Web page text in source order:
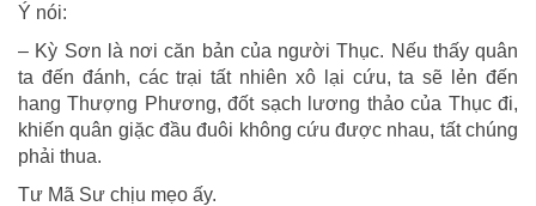
Ý nói:
– Kỳ Sơn là nơi căn bản của người Thục. Nếu thấy quân
ta đến đánh, các trại tất nhiên xô lại cứu, ta sẽ lẻn đến
hang Thượng Phương, đốt sạch lương thảo của Thục đi,
khiến quân giặc đầu đuôi không cứu được nhau, tất chúng
phải thua.
Tư Mã Sư chịu mẹo ấy.